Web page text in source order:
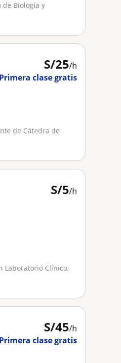
de Biología y
S/25/h
Primera clase gratis
de Cátedra de
S/5/h
Laboratorio Clínico,
S/45/h
Primera clase gratis